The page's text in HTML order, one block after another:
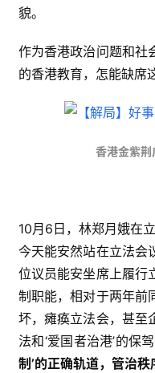
貌。
作为香港政治问题和社
的香港教育，怎能缺席
香港金紫荆
10月6日，林郑月娥在
今天能安然站在立法会
位议员能安坐席上履行
制职能，相对于两年前
坏，瘫痪立法会，甚至
法和‘爱国者治港’的保驾
制’的正确轨道，管治秩